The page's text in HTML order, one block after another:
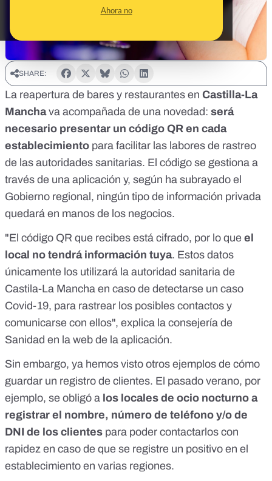
Ahora no
SHARE:
La reapertura de bares y restaurantes en Castilla-La
Manchava acompañada de una novedad: será
necesario presentar un código QR en cada
establecimiento para facilitar las labores de rastreo
de las autoridades sanitarias. El código se gestiona a
través de una aplicación y, según ha subrayado el
Gobierno regional, ningún tipo de información privada
quedará en manos de los negocios.
"El código QR que recibes está cifrado, por lo que el
local no tendrá información tuya. Estos datos
únicamente los utilizará la autoridad sanitaria de
Castila-La Mancha en caso de detectarse un caso
Covid-19, para rastrear los posibles contactos y
comunicarse con ellos", explica la consejería de
Sanidad en la web de la aplicación.
Sin embargo, ya hemos visto otros ejemplos de cómo
guardar un registro de clientes. El pasado verano, por
ejemplo, se obligó a los locales de ocio nocturno a
registrar el nombre, número de teléfono y/o de
DNI de los clientes para poder contactarlos con
rapidez en caso de que se registre un positivo en el
establecimiento en varias regiones.